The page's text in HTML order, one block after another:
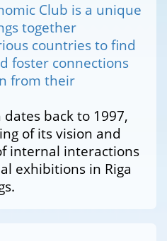
Club is a unique
together
countries to find
foster connections
from their
back to 1997,
of its vision and
internal interactions
exhibitions in Riga